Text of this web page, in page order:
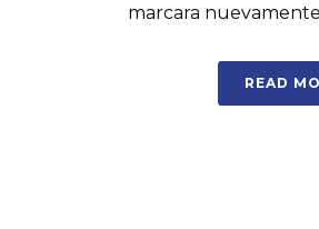
marcara nuevamente
READ